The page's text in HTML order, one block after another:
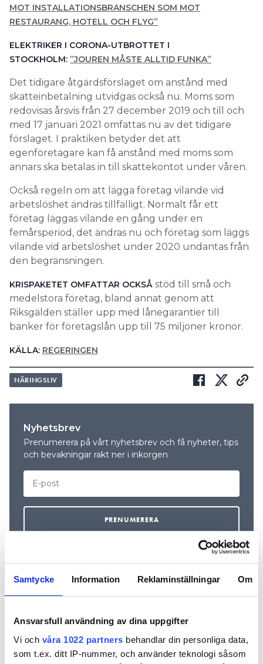
Samtycke Information Reklaminställningar Om
Ansvarsfull användning av dina uppgifter
Vi och våra 1022 partners behandlar din personliga data,
som t.ex. ditt IP-nummer, och använder teknologi såsom
MOT INSTALLATIONSBRANSCHEN SOM MOT
RESTAURANG, HOTELL OCH FLYG”
ELEKTRIKER I CORONA-UTBROTTET I
STOCKHOLM: ”JOUREN MÅSTE ALLTID FUNKA”
Det tidigare åtgärdsförslaget om anstånd med
skatteinbetalning utvidgas också nu. Moms som
redovisas årsvis från 27 december 2019 och till och
med 17 januari 2021 omfattas nu av det tidigare
förslaget. I praktiken betyder det att
egenföretagare kan få anstånd med moms som
annars ska betalas in till skattekontot under våren.
Också regeln om att lägga företag vilande vid
arbetslöshet ändras tillfälligt. Normalt får ett
företag läggas vilande en gång under en
femårsperiod, det ändras nu och företag som läggs
vilande vid arbetslöshet under 2020 undantas från
den begränsningen.
KRISPAKETET OMFATTAR OCKSÅ stöd till små och
medelstora företag, bland annat genom att
Riksgälden ställer upp med lånegarantier till
banker för företagslån upp till 75 miljoner kronor.
KÄLLA: REGERINGEN
NÄRINGSLIV
Nyhetsbrev
Prenumerera på vårt nyhetsbrev och få nyheter, tips
och bevakningar rakt ner i inkorgen